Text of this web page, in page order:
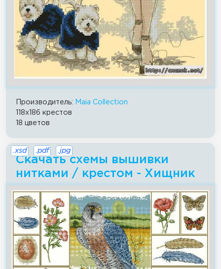
Производитель:
Maia Collection
118x186 крестов
18 цветов
Скачать схемы вышивки
нитками / крестом - Хищник
.xsd .pdf .jpg